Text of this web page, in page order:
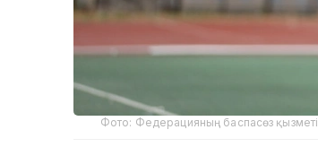
Фото: Федерацияның баспасөз қызметі